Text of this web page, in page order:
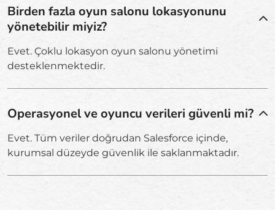
Birden fazla oyun salonu lokasyonunu
yönetebilir miyiz?
Evet. Çoklu lokasyon oyun salonu yönetimi
desteklenmektedir.
Operasyonel ve oyuncu verileri güvenli mi?
Evet. Tüm veriler doğrudan Salesforce içinde,
kurumsal düzeyde güvenlik ile saklanmaktadır.